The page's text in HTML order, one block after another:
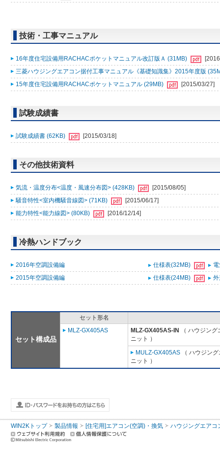
技術・工事マニュアル
16年度住宅設備用RACHACポケットマニュアル改訂版Ａ (31MB)
三菱ハウジングエアコン据付工事マニュアル《基礎知識集》2015年度版
15年度住宅設備用RACHACポケットマニュアル (29MB)
[2015/03/27]
試験成績書
試験成績書 (62KB) [2015/03/18]
その他技術資料
気流・温度分布<温度・風速分布図> (428KB)
[2015/08/05]
騒音特性<室内機騒音線図> (71KB)
[2015/06/17]
能力特性<能力線図> (80KB)
[2016/12/14]
冷熱ハンドブック
2016年空調設備編 仕様表(32MB)
2015年空調設備編
仕様表(24MB)
セット構成品
セット形名
MLZ-GX405AS
MLZ-GX405AS-IN
（ ハウジン
ニット ）
MULZ-GX405AS （ ハウジン
ニット ）
WIN2Kトップ 製品情報 [住宅用]エアコン(空調)・換気 ハウジングエアコ